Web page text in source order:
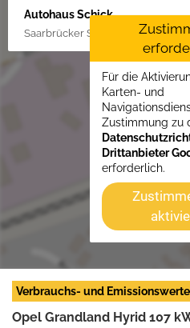
Autohaus Schick
Saarbrücker Str. 34, 66849
Für die
Karten- und
Zustimmung zu
Drittanbieter
erforderlich.
Verbrauchs- und
Opel Grandland Hyrid 107